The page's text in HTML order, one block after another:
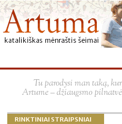
Tu parodysi man taką,
Artume – džiaugsmo
RINKTINIAI STRAIPSNIAI